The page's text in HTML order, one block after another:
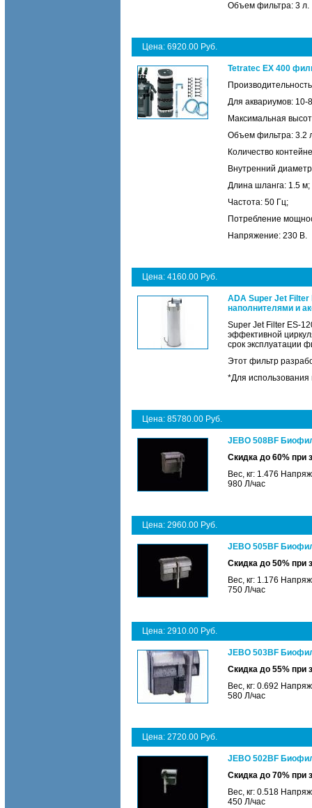
Объем фильтра: 3 л.
Цена: 6920.00 Руб.
Tetratec EX 400
Для аквариумов: 10-
Максимальная
Объем фильтра: 3.2
Количество
Внутренний
Длина шланга: 1.5 м;
Частота: 50 Гц;
Потребление
Напряжение: 230 В.
Цена: 4160.00 Руб.
ADA Super Jet Filter
наполнителями и
Super Jet Filter ES-
эффективной
срок эксплуатации
Этот фильтр
*Для использования
Цена: 85780.00 Руб.
JEBO 508BF
Скидка до 60% при
Вес, кг: 1.476
980 Л/час
Цена: 2960.00 Руб.
JEBO 505BF
Скидка до 50% при
Вес, кг: 1.176
750 Л/час
Цена: 2910.00 Руб.
JEBO 503BF
Скидка до 55% при
Вес, кг: 0.692
580 Л/час
Цена: 2720.00 Руб.
JEBO 502BF
Скидка до 70% при
Вес, кг: 0.518
450 Л/час